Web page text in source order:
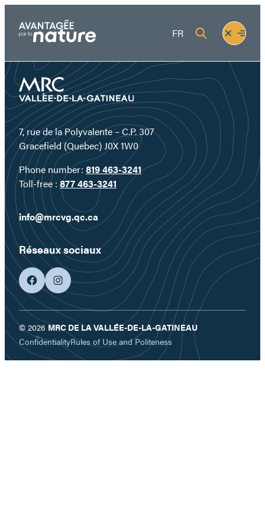
content
FR
Fermer
le
menu
Ouvrir
le
7, rue de la Polyvalente – C.P. 307
Gracefield (Quebec) J0X 1W0
Phone number: 819 463-3241
Toll-free : 877 463-3241
info@mrcvg.qc.ca
Réseaux sociaux
facebookgoogleplus
© 2026 MRC DE LA VALLÉE-DE-LA-GATINEAU
ConfidentialityRules of Use and Politeness